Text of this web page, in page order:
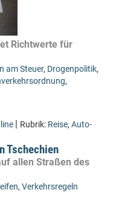
Richtwerte für
am Steuer, Drogenpolitik,
,
| Rubrik: Reise, Auto-
Tschechien
allen Straßen des
, Verkehrsregeln